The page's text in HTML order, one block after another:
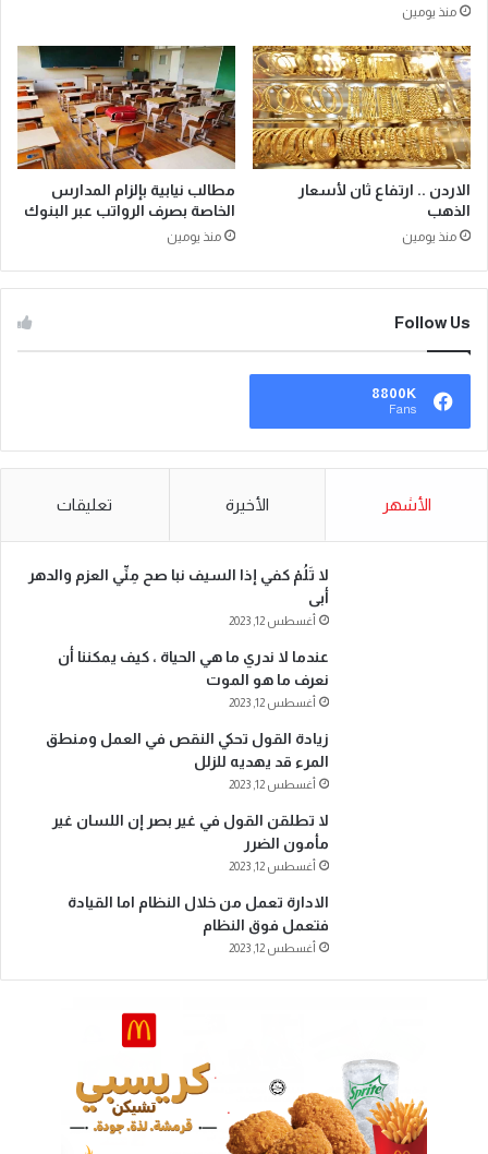
منذ يومين
الاردن .. ارتفاع ثان لأسعار
الذهب
منذ يومين
مطالب نيابية بإلزام المدارس
الخاصة بصرف الرواتب عبر البنوك
منذ يومين
Follow Us
8800K
Fans
الأشهر الأخيرة تعليقات
لا تَلُمْ كفي إذا السيف نبا صح مِنِّي العزم والدهر
أبى
أغسطس 12, 2023
عندما لا ندري ما هي الحياة ، كيف يمكننا أن
نعرف ما هو الموت
أغسطس 12, 2023
زيادة القول تحكي النقص في العمل ومنطق
المرء قد يهديه للزلل
أغسطس 12, 2023
لا تطلقن القول في غير بصر إن اللسان غير
مأمون الضرر
أغسطس 12, 2023
الادارة تعمل من خلال النظام اما القيادة
فتعمل فوق النظام
أغسطس 12, 2023